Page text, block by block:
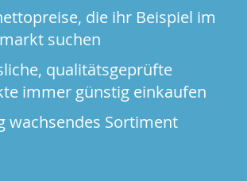
die ihr Beispiel im
suchen
qualitätsgeprüfte
immer günstig einkaufen
wachsendes Sortiment